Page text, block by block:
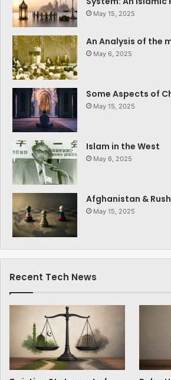
May 15, 2025
An Analysis of the
May 6, 2025
Some Aspects of
May 15, 2025
Islam in the West
May 6, 2025
Afghanistan &
May 15, 2025
Recent Tech News